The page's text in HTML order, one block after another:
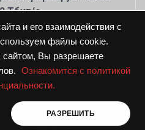
и его взаимодействия с
файлы cookie.
сайтом, Вы разрешаете
Ознакомится с политикой
РАЗРЕШИТЬ
Тбит/с
права защищены
направляйте по адресу